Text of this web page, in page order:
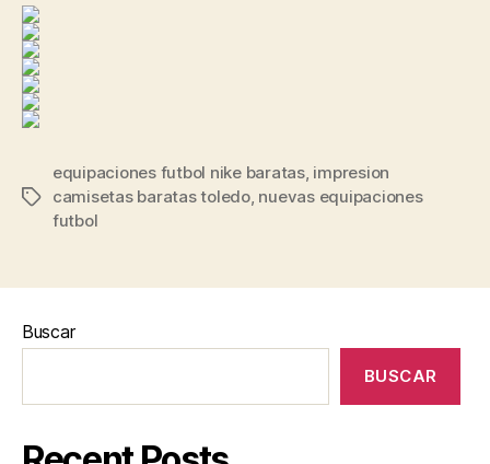
Etiquetas
equipaciones futbol nike baratas, impresion
camisetas baratas toledo, nuevas equipaciones
futbol
Buscar
BUSCAR